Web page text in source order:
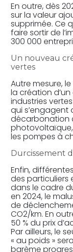
En outre, dès
sur la valeur
supprimée. Ce
faire sortir de
300 000
Un nouveau
vertes
Autre mesure,
la création
industries
qui
décarbonation
photovoltaïque,
les pompes à
Durcissement
Enfin,
des particuliers
dans le cadre
en 2024, le
de
CO2/km. En
50 % du prix
Par ailleurs, le
« au poids »
barème